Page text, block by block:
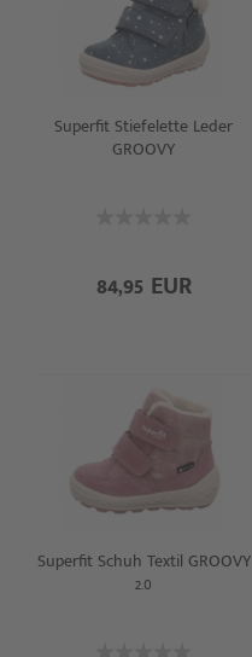
Superfit Stiefelette Leder
GROOVY
84,95 EUR
Superfit Schuh Textil GROOVY
2.0